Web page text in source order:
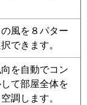
GP112RGH2
風を８パター
できます。
を自動でコン
して部屋全体を
調します。